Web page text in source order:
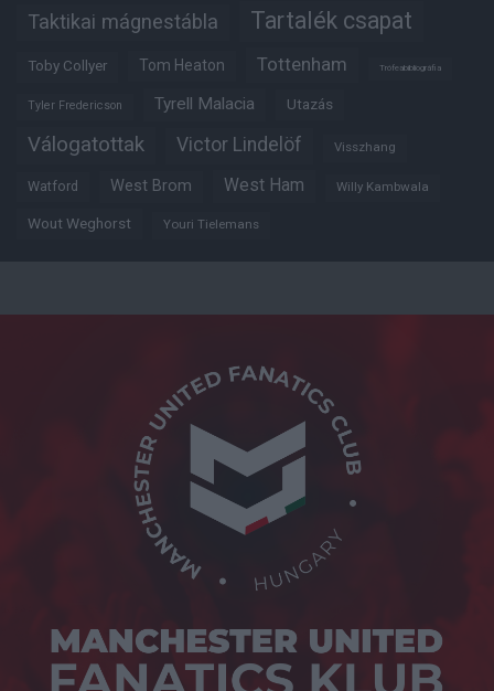
Taktikai mágnestábla Tartalék csapat
Toby Collyer Tom Heaton Tottenham Trófeabibliográfia
Tyler Fredericson Tyrell Malacia Utazás
Válogatottak Victor Lindelöf Visszhang
Watford West Brom West Ham Willy Kambwala
Wout Weghorst Youri Tielemans